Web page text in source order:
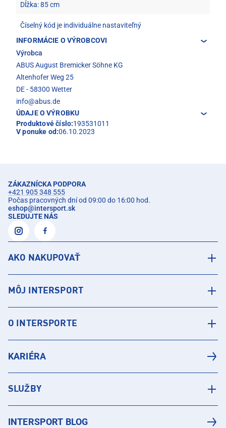
Dĺžka: 85 cm
Číselný kód je individuálne nastaviteľný
INFORMÁCIE O VÝROBCOVI
Výrobca
ABUS August Bremicker Söhne KG
Altenhofer Weg 25
DE - 58300 Wetter
info@abus.de
ÚDAJE O VÝROBKU
Produktové číslo:193531011
V ponuke od:06.10.2023
ZÁKAZNÍCKA PODPORA
+421 905 348 555
Počas pracovných dní od 09:00 do 16:00 hod.
eshop@intersport.sk
SLEDUJTE NÁS
AKO NAKUPOVAŤ
MÔJ INTERSPORT
O INTERSPORTE
KARIÉRA
SLUŽBY
INTERSPORT BLOG